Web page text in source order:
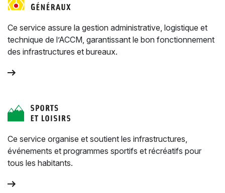
Ce service assure la gestion administrative, logistique et
technique de l’ACCM, garantissant le bon fonctionnement
des infrastructures et bureaux.
Ce service organise et soutient les infrastructures,
événements et programmes sportifs et récréatifs pour
tous les habitants.